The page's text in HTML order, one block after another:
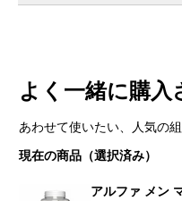
よく一緒に購
あわせて使いたい、人気の
現在の商品（選択済み）
アルファ メン